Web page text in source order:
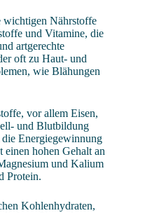
wichtigen Nährstoffe
und Vitamine, die
artgerechte
oft zu Haut- und
wie Blähungen
vor allem Eisen,
und Blutbildung
Energiegewinnung
einen hohen Gehalt an
und Kalium
Protein.
Kohlenhydraten,